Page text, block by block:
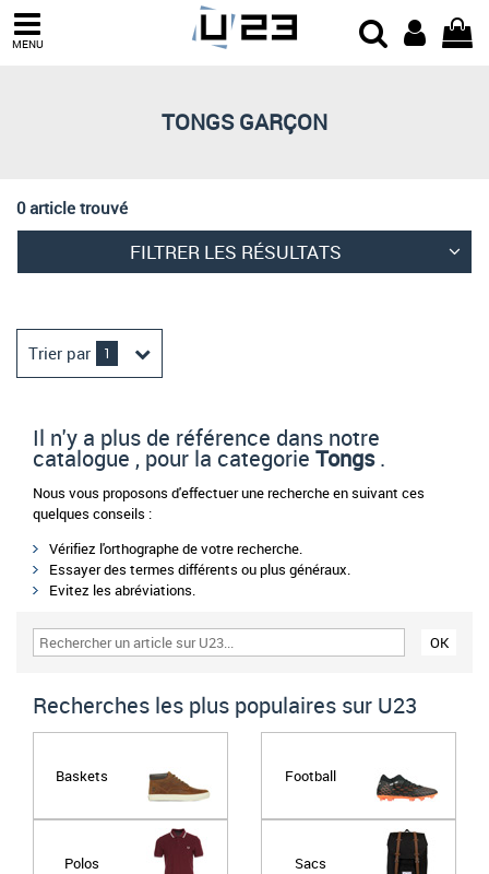
MENU
TONGS GARÇON
0 article trouvé
FILTRER LES RÉSULTATS
Trier par 1
Trier par
Meilleures remises
Il n'y a plus de référence dans notre
catalogue , pour la categorie Tongs.
Nous vous proposons d'effectuer une recherche en suivant ces
quelques conseils :
Vérifiez l'orthographe de votre recherche.
Essayer des termes différents ou plus généraux.
Evitez les abréviations.
Recherches les plus populaires sur U23
Baskets Football
Polos Sacs